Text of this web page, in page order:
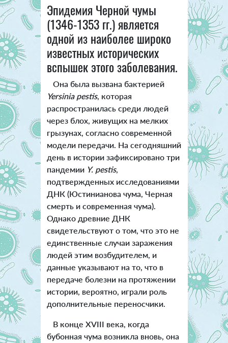
Эпидемия Черной чумы
(1346-1353 гг.) является
одной из наиболее широко
известных исторических
вспышек этого заболевания.
Она была вызвана бактерией
Yersinia pestis, которая
распространилась среди людей
через блох, живущих на мелких
грызунах, согласно современной
модели передачи. На сегодняшний
день в истории зафиксировано три
пандемии Y. pestis,
подтвержденных исследованиями
ДНК (Юстинианова чума, Черная
смерть и современная чума).
Однако древние ДНК
свидетельствуют о том, что это не
единственные случаи заражения
людей этим возбудителем, и
данные указывают на то, что в
передаче болезни на протяжении
истории, вероятно, играли роль
дополнительные переносчики.
В конце XVIII века, когда
бубонная чума возникла вновь, она